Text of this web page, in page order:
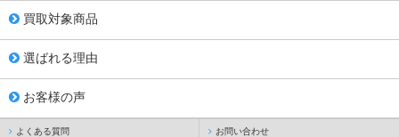
買取対象商品
選ばれる理由
お客様の声
よくある質問 お問い合わせ